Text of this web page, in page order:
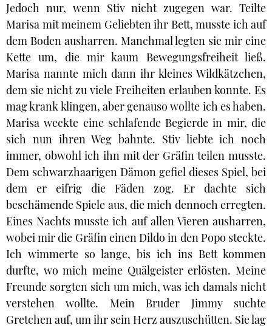
Jedoch nur, wenn Stiv nicht zugegen war. Teilte
Marisa mit meinem Geliebten ihr Bett, musste ich auf
dem Boden ausharren. Manchmal legten sie mir eine
Kette um, die mir kaum Bewegungsfreiheit ließ.
Marisa nannte mich dann ihr kleines Wildkätzchen,
dem sie nicht zu viele Freiheiten erlauben konnte. Es
mag krank klingen, aber genauso wollte ich es haben.
Marisa weckte eine schlafende Begierde in mir, die
sich nun ihren Weg bahnte. Stiv liebte ich noch
immer, obwohl ich ihn mit der Gräfin teilen musste.
Dem schwarzhaarigen Dämon gefiel dieses Spiel, bei
dem er eifrig die Fäden zog. Er dachte sich
beschämende Spiele aus, die mich dennoch erregten.
Eines Nachts musste ich auf allen Vieren ausharren,
wobei mir die Gräfin einen Dildo in den Popo steckte.
Ich wimmerte so lange, bis ich ins Bett kommen
durfte, wo mich meine Quälgeister erlösten. Meine
Freunde sorgten sich um mich, was ich damals nicht
verstehen wollte. Mein Bruder Jimmy suchte
Gretchen auf, um ihr sein Herz auszuschütten. Sie lag